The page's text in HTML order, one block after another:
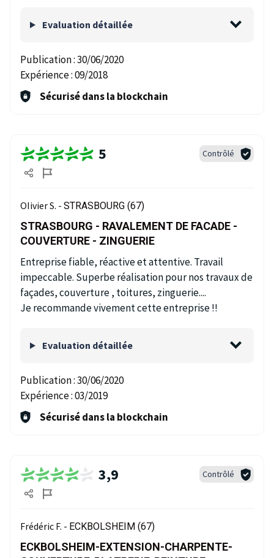
Evaluation détaillée
Publication :30/06/2020
Expérience :09/2018
Sécurisé dans la blockchain
5 Contrôlé
OIivier S. - STRASBOURG (67)
STRASBOURG - RAVALEMENT DE FACADE -
COUVERTURE - ZINGUERIE
Entreprise fiable, réactive et attentive. Travail
impeccable. Superbe réalisation pour nos travaux de
façades, couverture , toitures, zinguerie....
Je recommande vivement cette entreprise !!
Evaluation détaillée
Publication :30/06/2020
Expérience :03/2019
Sécurisé dans la blockchain
3,9 Contrôlé
Frédéric F. - ECKBOLSHEIM (67)
ECKBOLSHEIM-EXTENSION-CHARPENTE-